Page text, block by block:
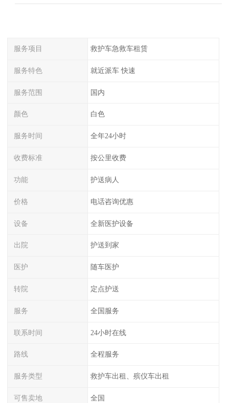
服务项目 救护车急救车租赁
服务特色 就近派车 快速
服务范围 国内
颜色 白色
服务时间 全年24小时
收费标准 按公里收费
功能 护送病人
价格 电话咨询优惠
设备 全新医护设备
出院 护送到家
医护 随车医护
转院 定点护送
服务 全国服务
联系时间 24小时在线
路线 全程服务
服务类型 救护车出租、殡仪车出租
可售卖地 全国